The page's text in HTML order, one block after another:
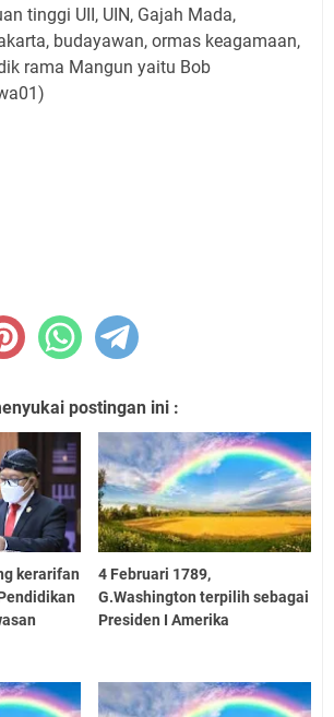
tinggi UII, UIN, Gajah Mada,
budayawan, ormas keagamaan,
rama Mangun yaitu Bob
postingan ini :
kerarifan
4 Februari 1789,
G.Washington terpilih sebagai
Presiden I Amerika